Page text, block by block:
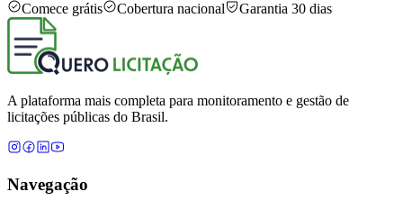
Comece grátis
Cobertura nacional Garantia 30 dias
A plataforma mais completa para monitoramento e gestão de
licitações públicas do Brasil.
Navegação